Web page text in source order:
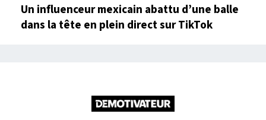
Un influenceur mexicain abattu d’une balle
dans la tête en plein direct sur TikTok